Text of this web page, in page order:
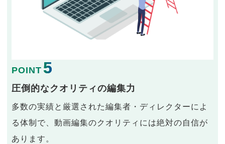
POINT 5
圧倒的なクオリティの編集力
多数の実績と厳選された編集者・ディレクターによ
る体制で、動画編集のクオリティには絶対の自信が
あります。